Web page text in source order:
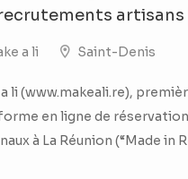
artisans
a li Saint-Denis
li (www.makeali.re),
en ligne de
à La Réunion (“Made in